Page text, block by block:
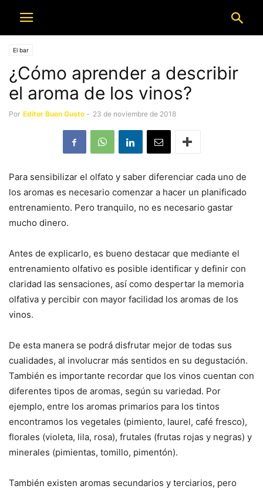
El bar
¿Cómo aprender a describir
el aroma de los vinos?
Por Editor Buen Gusto - 23 de noviembre de 2018
Para sensibilizar el olfato y saber diferenciar cada uno de
los aromas es necesario comenzar a hacer un planificado
entrenamiento. Pero tranquilo, no es necesario gastar
mucho dinero.
Antes de explicarlo, es bueno destacar que mediante el
entrenamiento olfativo es posible identificar y definir con
claridad las sensaciones, así como despertar la memoria
olfativa y percibir con mayor facilidad los aromas de los
vinos.
De esta manera se podrá disfrutar mejor de todas sus
cualidades, al involucrar más sentidos en su degustación.
También es importante recordar que los vinos cuentan con
diferentes tipos de aromas, según su variedad. Por
ejemplo, entre los aromas primarios para los tintos
encontramos los vegetales (pimiento, laurel, café fresco),
florales (violeta, lila, rosa), frutales (frutas rojas y negras) y
minerales (pimientas, tomillo, pimentón).
También existen aromas secundarios y terciarios, pero